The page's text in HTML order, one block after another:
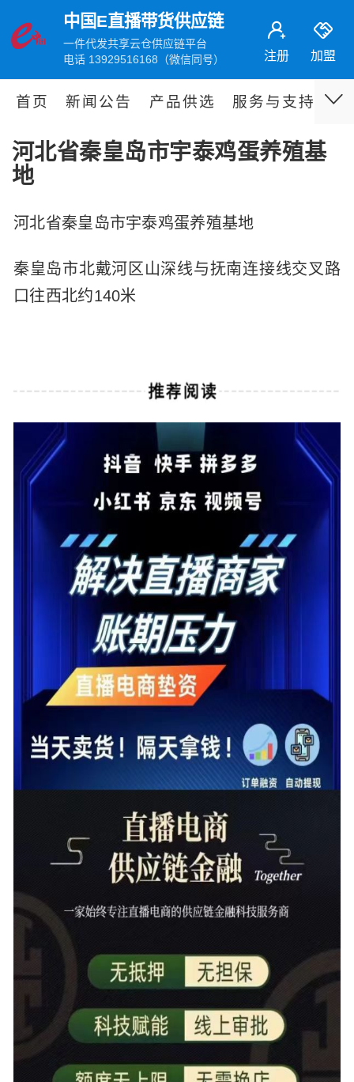
中国E直播带货供应链
一件代发共享云仓供应链平台
电话 13929516168（微信同号）
注册 加盟
首页 新闻公告 产品供选 服务与支持 伙
河北省秦皇岛市宇泰鸡蛋养殖基
地
河北省秦皇岛市宇泰鸡蛋养殖基地
秦皇岛市北戴河区山深线与抚南连接线交叉路
口往西北约140米